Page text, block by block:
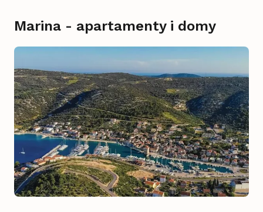
Marina - apartamenty i domy